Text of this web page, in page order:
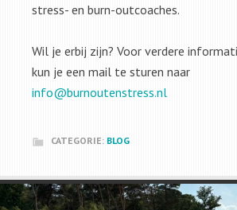
stress- en burn-outcoaches.
Wil je erbij zijn? Voor verdere
kun je een mail te sturen naar
info@burnoutenstress.nl
CATEGORIE: BLOG